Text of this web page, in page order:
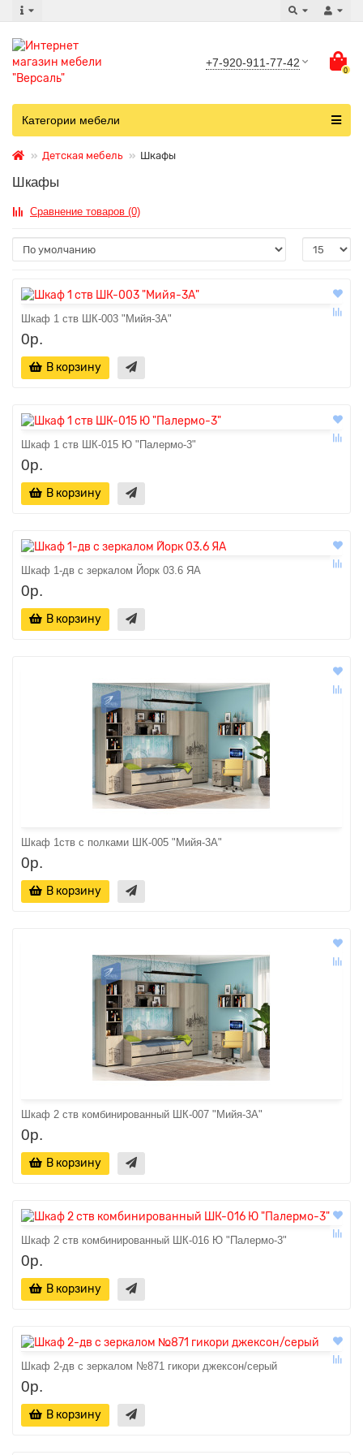
+7-920-911-77-42
0
Категории мебели
Детская мебель Шкафы
Шкафы
Сравнение товаров (0)
Шкаф 1 ств ШК-003 "Мийя-3А"
0р.
В корзину
Шкаф 1 ств ШК-015 Ю "Палермо-3"
0р.
В корзину
Шкаф 1-дв с зеркалом Йорк 03.6 ЯА
0р.
В корзину
Шкаф 1ств с полками ШК-005 "Мийя-3А"
0р.
В корзину
Шкаф 2 ств комбинированный ШК-007 "Мийя-3А"
0р.
В корзину
Шкаф 2 ств комбинированный ШК-016 Ю "Палермо-3"
0р.
В корзину
Шкаф 2-дв с зеркалом №871 гикори джексон/серый
0р.
В корзину